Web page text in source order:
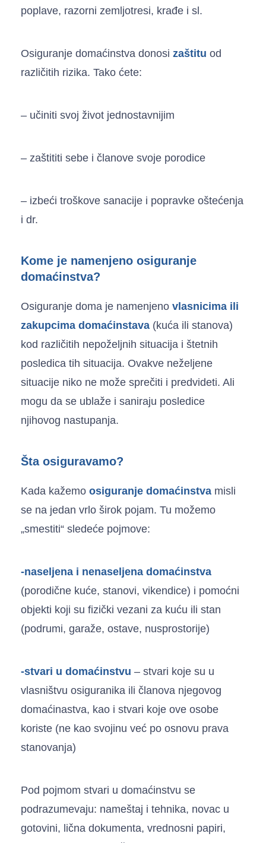
poplave, razorni zemljotresi, krađe i sl.
Osiguranje domaćinstva donosi zaštitu od
različitih rizika. Tako ćete:
– učiniti svoj život jednostavnijim
– zaštititi sebe i članove svoje porodice
– izbeći troškove sanacije i popravke oštećenja
i dr.
Kome je namenjeno osiguranje
domaćinstva?
Osiguranje doma je namenjeno vlasnicima ili
zakupcima domaćinstava (kuća ili stanova)
kod različitih nepoželjnih situacija i štetnih
posledica tih situacija. Ovakve neželjene
situacije niko ne može sprečiti i predvideti. Ali
mogu da se ublaže i saniraju posledice
njihovog nastupanja.
Šta osiguravamo?
Kada kažemo osiguranje domaćinstva misli
se na jedan vrlo širok pojam. Tu možemo
„smestiti“ sledeće pojmove:
-naseljena i nenaseljena domaćinstva
(porodične kuće, stanovi, vikendice) i pomoćni
objekti koji su fizički vezani za kuću ili stan
(podrumi, garaže, ostave, nusprostorije)
-stvari u domaćinstvu – stvari koje su u
vlasništvu osiguranika ili članova njegovog
domaćinastva, kao i stvari koje ove osobe
koriste (ne kao svojinu već po osnovu prava
stanovanja)
Pod pojmom stvari u domaćinstvu se
podrazumevaju: nameštaj i tehnika, novac u
gotovini, lična dokumenta, vrednosni papiri,